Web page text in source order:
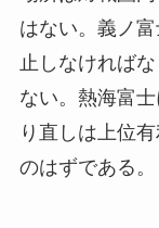
はない。義ノ
止しなければな
ない。熱海富
り直しは上位有
のはずである。